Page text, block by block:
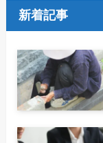
新着記事